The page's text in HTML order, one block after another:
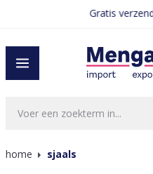
Gratis
home sjaals